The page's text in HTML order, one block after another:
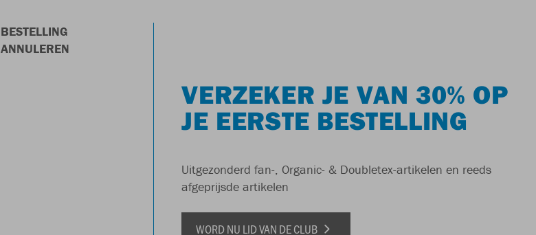
BESTELLING
ANNULEREN
VERZEKER JE VAN 30% OP
JE EERSTE BESTELLING
Uitgezonderd fan-, Organic- & Doubletex-artikelen en reeds
afgeprijsde artikelen
WORD NU LID VAN DE CLUB